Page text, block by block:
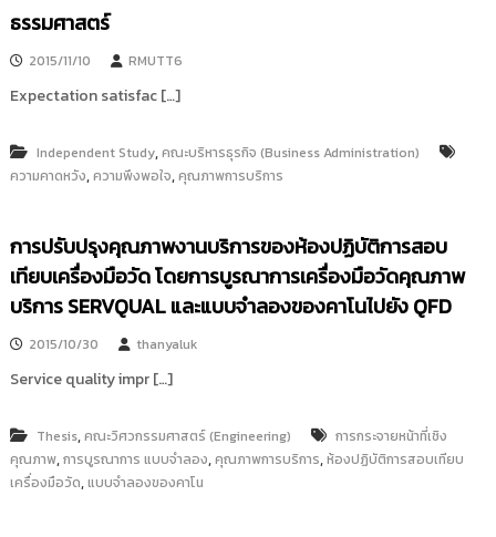
ธรรมศาสตร์
2015/11/10 RMUTT6
Expectation satisfac […]
Independent Study,คณะบริหารธุรกิจ (Business Administration)
ความคาดหวัง,ความพึงพอใจ,คุณภาพการบริการ
การปรับปรุงคุณภาพงานบริการของห้องปฏิบัติการสอบ
เทียบเครื่องมือวัด โดยการบูรณาการเครื่องมือวัดคุณภาพ
บริการ SERVQUAL และแบบจำลองของคาโนไปยัง QFD
2015/10/30 thanyaluk
Service quality impr […]
Thesis,คณะวิศวกรรมศาสตร์ (Engineering)
การกระจายหน้าที่เชิง
คุณภาพ,การบูรณาการ แบบจำลอง,คุณภาพการบริการ,ห้องปฏิบัติการสอบเทียบ
เครื่องมือวัด,แบบจำลองของคาโน